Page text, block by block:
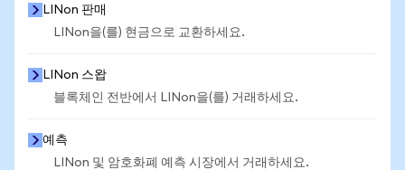
LINon 판매
LINon을(를) 현금으로 교환하세요.
LINon 스왑
블록체인 전반에서 LINon을(를) 거래하세요.
예측
LINon 및 암호화폐 예측 시장에서 거래하세요.